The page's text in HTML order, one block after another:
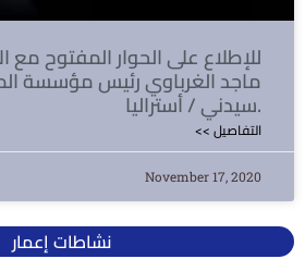
للإطلاع على الحوار المفتوح مع
ماجد الغرباوي رئيس مؤسسة
سيدني / أستراليا.
<< التفاصيل
November 17, 2020
نشاطات إعمار